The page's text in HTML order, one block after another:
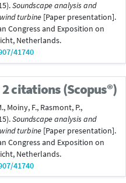
Soundscape analysis and
turbine [Paper presentation].
Congress and Exposition on
Netherlands.
41740
2 citations (Scopus®)
Moiny, F., Rasmont, P.,
Soundscape analysis and
turbine [Paper presentation].
Congress and Exposition on
Netherlands.
41740